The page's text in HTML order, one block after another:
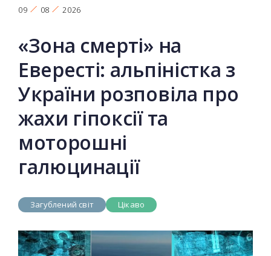
09 08 2026
«Зона смерті» на
Евересті: альпіністка з
України розповіла про
жахи гіпоксії та
моторошні
галюцинації
Загублений світ Цікаво